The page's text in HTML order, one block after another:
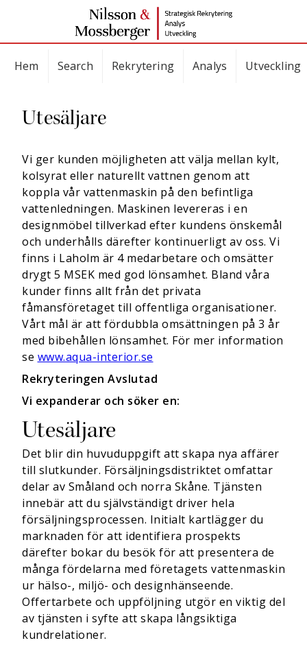
Hem Search Rekrytering Analys Utveckling
Utesäljare
Vi ger kunden möjligheten att välja mellan kylt,
kolsyrat eller naturellt vattnen genom att
koppla vår vattenmaskin på den befintliga
vattenledningen. Maskinen levereras i en
designmöbel tillverkad efter kundens önskemål
och underhålls därefter kontinuerligt av oss. Vi
finns i Laholm är 4 medarbetare och omsätter
drygt 5 MSEK med god lönsamhet. Bland våra
kunder finns allt från det privata
fåmansföretaget till offentliga organisationer.
Vårt mål är att fördubbla omsättningen på 3 år
med bibehållen lönsamhet. För mer information
se www.aqua-interior.se
Rekryteringen Avslutad
Vi expanderar och söker en:
Utesäljare
Det blir din huvuduppgift att skapa nya affärer
till slutkunder. Försäljningsdistriktet omfattar
delar av Småland och norra Skåne. Tjänsten
innebär att du självständigt driver hela
försäljningsprocessen. Initialt kartlägger du
marknaden för att identifiera prospekts
därefter bokar du besök för att presentera de
många fördelarna med företagets vattenmaskin
ur hälso-, miljö- och designhänseende.
Offertarbete och uppföljning utgör en viktig del
av tjänsten i syfte att skapa långsiktiga
kundrelationer.